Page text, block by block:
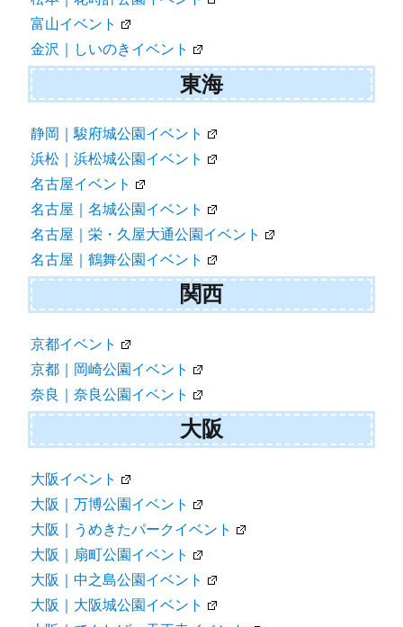
富山イベント
金沢｜しいのきイベント
東海
静岡｜駿府城公園イベント
浜松｜浜松城公園イベント
名古屋イベント
名古屋｜名城公園イベント
名古屋｜栄・久屋大通公園イベント
名古屋｜鶴舞公園イベント
関西
京都イベント
京都｜岡崎公園イベント
奈良｜奈良公園イベント
大阪
大阪イベント
大阪｜万博公園イベント
大阪｜うめきたパークイベント
大阪｜扇町公園イベント
大阪｜中之島公園イベント
大阪｜大阪城公園イベント